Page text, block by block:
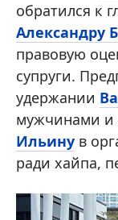
обратился к
Александру
правовую
супруги.
удержании
мужчинами и
Ильину в
ради хайпа,